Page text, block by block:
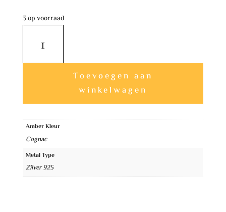
3 op voorraad
Cognac
aantal
Toevoegen aan
winkelwagen
Amber Kleur
Cognac
Metal Type
Zilver 925